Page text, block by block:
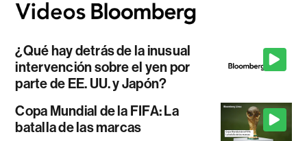
¿Qué hay detrás de la inusual
intervención sobre el yen por
parte de EE. UU. y Japón?
Copa Mundial de la FIFA: La
batalla de las marcas